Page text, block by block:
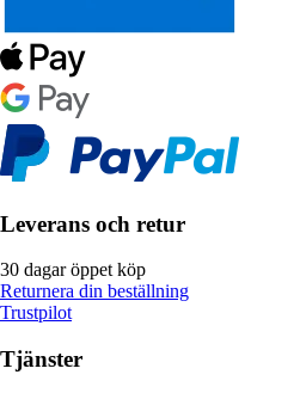
Leverans och retur
30 dagar öppet köp
Returnera din beställning
Trustpilot
Tjänster